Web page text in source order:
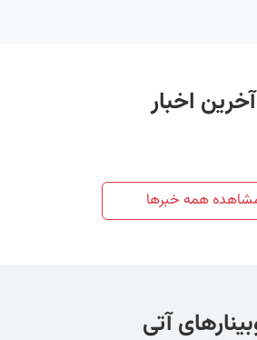
آخرین اخبار
همه خبرها
آتی